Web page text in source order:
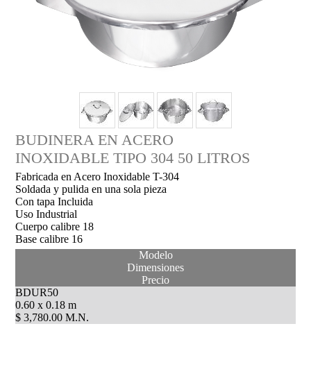
BUDINERA EN ACERO
INOXIDABLE TIPO 304 50 LITROS
Fabricada en Acero Inoxidable T-304
Soldada y pulida en una sola pieza
Con tapa Incluida
Uso Industrial
Cuerpo calibre 18
Base calibre 16
Modelo
Dimensiones
Precio
BDUR50
0.60 x 0.18 m
$ 3,780.00 M.N.